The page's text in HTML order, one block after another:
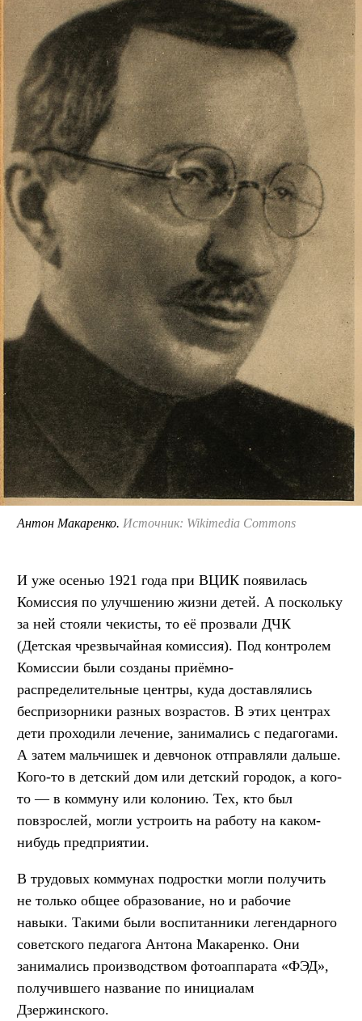
Антон Макаренко. Источник: Wikimedia Commons
И уже осенью 1921 года при ВЦИК появилась
Комиссия по улучшению жизни детей. А поскольку
за ней стояли чекисты, то её прозвали ДЧК
(Детская чрезвычайная комиссия). Под контролем
Комиссии были созданы приёмно-
распределительные центры, куда доставлялись
беспризорники разных возрастов. В этих центрах
дети проходили лечение, занимались с педагогами.
А затем мальчишек и девчонок отправляли дальше.
Кого-то в детский дом или детский городок, а кого-
то — в коммуну или колонию. Тех, кто был
повзрослей, могли устроить на работу на каком-
нибудь предприятии.
В трудовых коммунах подростки могли получить
не только общее образование, но и рабочие
навыки. Такими были воспитанники легендарного
советского педагога Антона Макаренко. Они
занимались производством фотоаппарата «ФЭД»,
получившего название по инициалам
Дзержинского.